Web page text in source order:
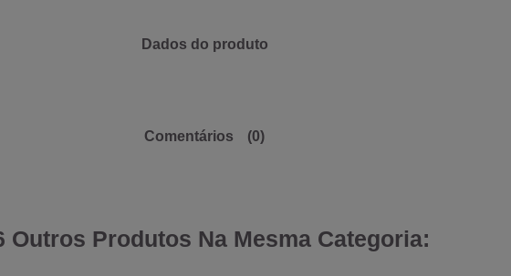
Dados do produto
Comentários
(0)
Outros Produtos Na Mesma Categoria: